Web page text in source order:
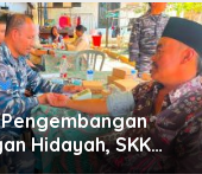
Hidayah, SKK
North Madura II